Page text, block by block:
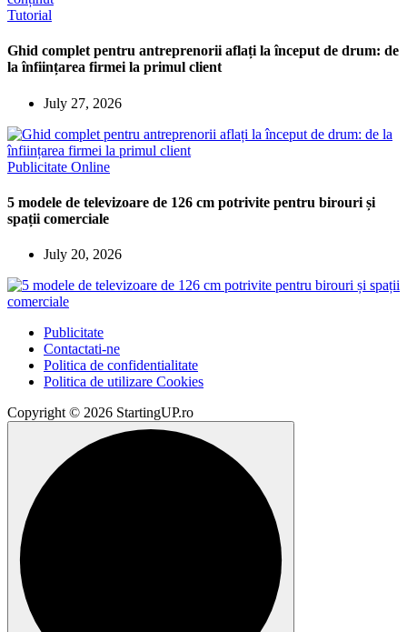
Tutorial
Ghid complet pentru antreprenorii aflați la început de drum: de
la înființarea firmei la primul client
July 27, 2026
Publicitate Online
5 modele de televizoare de 126 cm potrivite pentru birouri și
spații comerciale
July 20, 2026
Publicitate
Contactati-ne
Politica de confidentialitate
Politica de utilizare Cookies
Copyright © 2026 StartingUP.ro